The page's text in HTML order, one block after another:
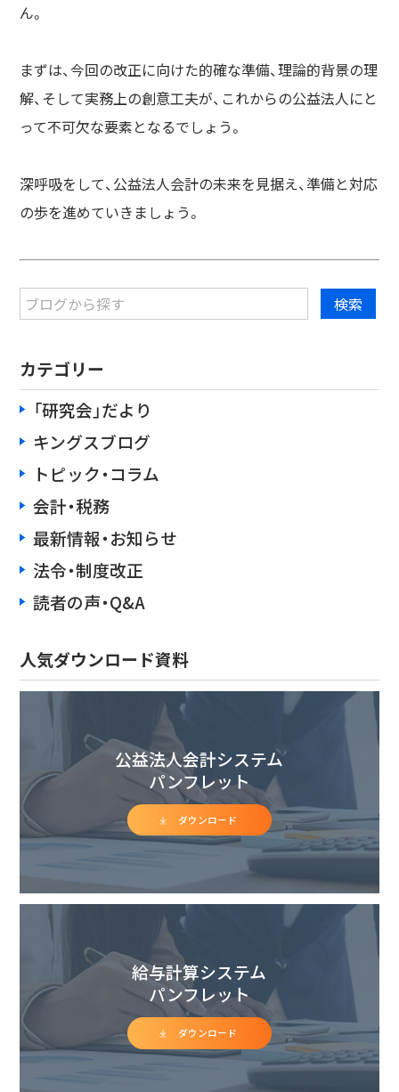
ん。
まずは、今回の改正に向けた的確な準備、理論的背景の理
解、そして実務上の創意工夫が、これからの公益法人にと
って不可欠な要素となるでしょう。
深呼吸をして、公益法人会計の未来を見据え、準備と対応
の歩を進めていきましょう。
カテゴリー
「研究会」だより
キングスブログ
トピック・コラム
会計・税務
最新情報・お知らせ
法令・制度改正
読者の声・Q&A
人気ダウンロード資料
公益法人会計システム
パンフレット
ダウンロード
給与計算システム
パンフレット
ダウンロード